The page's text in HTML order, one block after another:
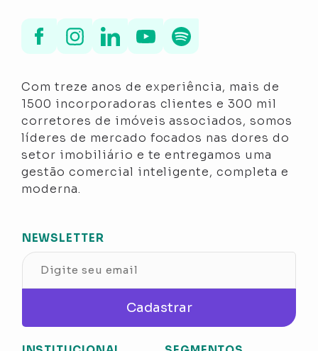
Com treze anos de experiência, mais de
1500 incorporadoras clientes e 300 mil
corretores de imóveis associados, somos
líderes de mercado focados nas dores do
setor imobiliário e te entregamos uma
gestão comercial inteligente, completa e
moderna.
NEWSLETTER
Cadastrar